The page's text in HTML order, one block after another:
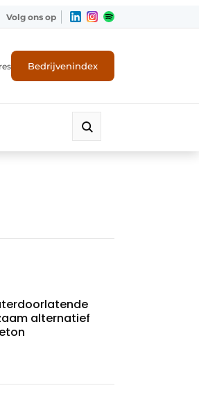
Volg ons op
Bedrijvenindex
alternatief